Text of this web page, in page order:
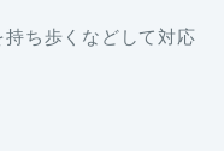
ち歩くなどして対応